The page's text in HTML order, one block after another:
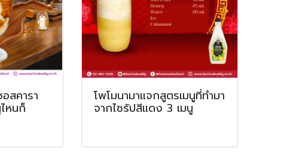
อสคารา
หนก็
โพโมนามาแจกสูตรเมนูที่ทำมา
จากไซรัปสีแดง 3 เมนู